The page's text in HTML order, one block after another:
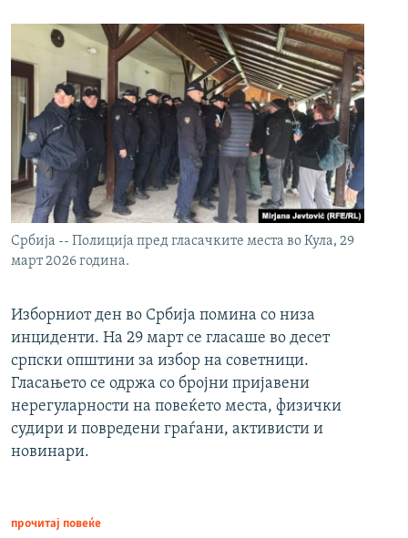
Србија -- Полиција пред гласачките места во Кула, 29
март 2026 година.
Изборниот ден во Србија помина со низа
инциденти. На 29 март се гласаше во десет
српски општини за избор на советници.
Гласањето се одржа со бројни пријавени
нерегуларности на повеќето места, физички
судири и повредени граѓани, активисти и
новинари.
прочитај повеќе